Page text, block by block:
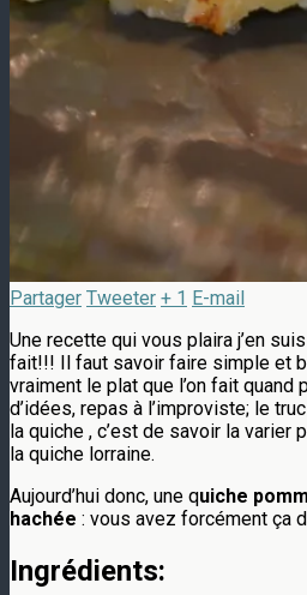
Partager Tweeter + 1 E-mail
Une recette qui vous plaira j’en
fait!!! Il faut savoir faire simple et
vraiment le plat que l’on fait quand
d’idées, repas à l’improviste; le
la quiche , c’est de savoir la varier
la quiche lorraine.
Aujourd’hui donc, une quiche
hachée : vous avez forcément ça
Ingrédients: